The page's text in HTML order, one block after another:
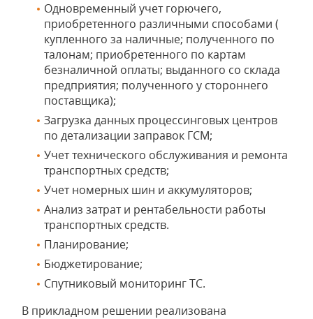
Одновременный учет горючего,
приобретенного различными способами (
купленного за наличные; полученного по
талонам; приобретенного по картам
безналичной оплаты; выданного со склада
предприятия; полученного у стороннего
поставщика);
Загрузка данных процессинговых центров
по детализации заправок ГСМ;
Учет технического обслуживания и ремонта
транспортных средств;
Учет номерных шин и аккумуляторов;
Анализ затрат и рентабельности работы
транспортных средств.
Планирование;
Бюджетирование;
Спутниковый мониторинг ТС.
В прикладном решении реализована